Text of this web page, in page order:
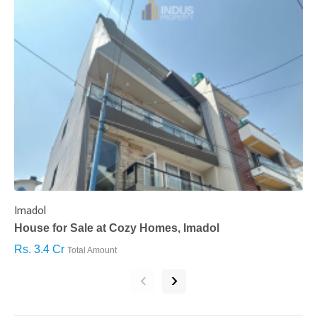
Imadol
House for Sale at Cozy Homes, Imadol
Rs. 3.4 Cr Total Amount
‹ ›